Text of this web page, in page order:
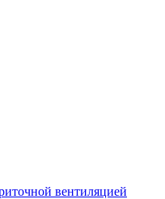
вентиляцией